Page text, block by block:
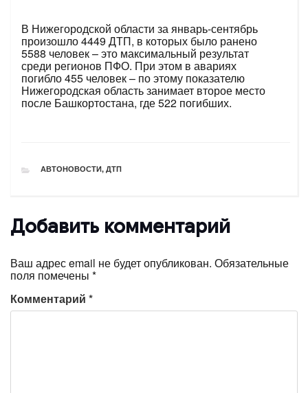
В Нижегородской области за январь-сентябрь
произошло 4449 ДТП, в которых было ранено
5588 человек – это максимальный результат
среди регионов ПФО. При этом в авариях
погибло 455 человек – по этому показателю
Нижегородская область занимает второе место
после Башкортостана, где 522 погибших.
РУБРИКИ
АВТОНОВОСТИ, ДТП
Добавить комментарий
Ваш адрес email не будет опубликован. Обязательные
поля помечены *
Комментарий *